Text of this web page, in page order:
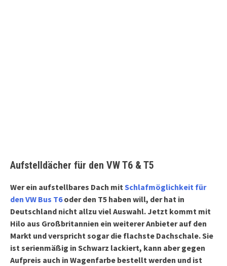
Aufstelldächer für den VW T6 & T5
Wer ein aufstellbares Dach mit Schlafmöglichkeit für
den VW Bus T6oder den T5 haben will, der hat in
Deutschland nicht allzu viel Auswahl. Jetzt kommt mit
Hilo aus Großbritannien ein weiterer Anbieter auf den
Markt und verspricht sogar die flachste Dachschale. Sie
ist serienmäßig in Schwarz lackiert, kann aber gegen
Aufpreis auch in Wagenfarbe bestellt werden und ist